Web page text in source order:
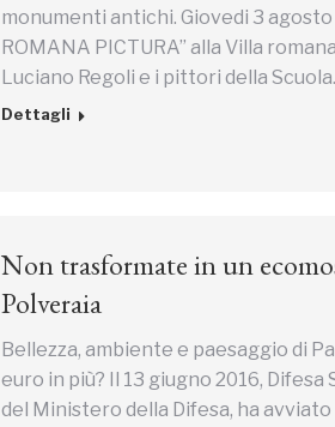
monumenti antichi. Giovedi 3
ROMANA PICTURA” alla Villa
Luciano Regoli e i pittori della
Dettagli
Non trasformate in un
Polveraia
Bellezza, ambiente e paesaggio di
euro in più? Il 13 giugno 2016, Difesa
del Ministero della Difesa, ha